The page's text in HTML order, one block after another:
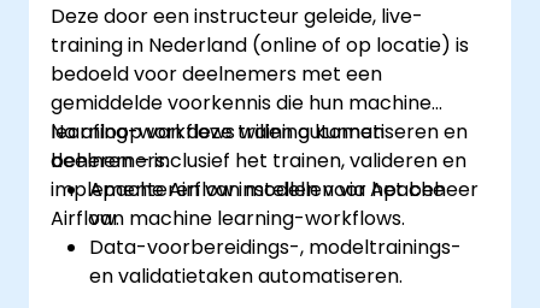
Deze door een instructeur geleide, live-
training in Nederland (online of op locatie) is
bedoeld voor deelnemers met een
gemiddelde voorkennis die hun machine
learning-workflows willen automatiseren en
beheren – inclusief het trainen, valideren en
implementeren van modellen via Apache
Airflow.
Na afloop van deze training kunnen
deelnemers:
Apache Airflow instellen voor het beheer
van machine learning-workflows.
Data-voorbereidings-, modeltrainings-
en validatietaken automatiseren.